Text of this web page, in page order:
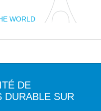
WORLD
DE
DURABLE SUR